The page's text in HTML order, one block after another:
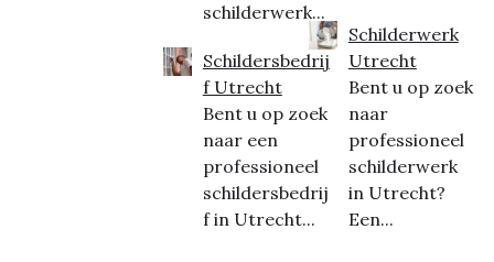
schilderwerk...
Schildersbedrij
f Utrecht
Bent u op zoek
naar een
professioneel
schildersbedrij
f in Utrecht...
Schilderwerk
Utrecht
Bent u op zoek
naar
professioneel
schilderwerk
in Utrecht?
Een...